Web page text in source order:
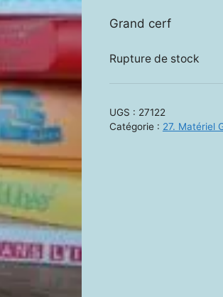
Grand cerf
Rupture de stock
UGS : 27122
Catégorie : 27. Matériel